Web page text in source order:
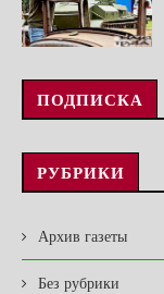
ПОДПИСКА
РУБРИКИ
Архив газеты
Без рубрики